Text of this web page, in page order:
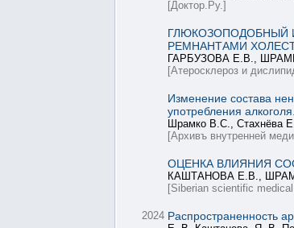
[Доктор.Ру.]
ГЛЮКОЗОПОДОБНЫЙ
РЕМНАНТАМИ
ГАРБУЗОВА Е.В.,
[Атеросклероз и
Изменение состава
употребления алкоголя.
Шрамко В.С., Стахнёва
[Архивъ внутренней
ОЦЕНКА ВЛИЯНИЯ
КАШТАНОВА Е.В.,
[Siberian scientific
2024 Распространенность